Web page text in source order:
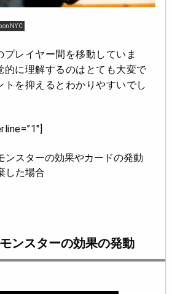
レイヤー間を移動していま
的に理解するのはとても大変で
トを抑えるとわかりやすいでし
ンスターの効果やカードの発動
した場合
ンスターの効果の発動